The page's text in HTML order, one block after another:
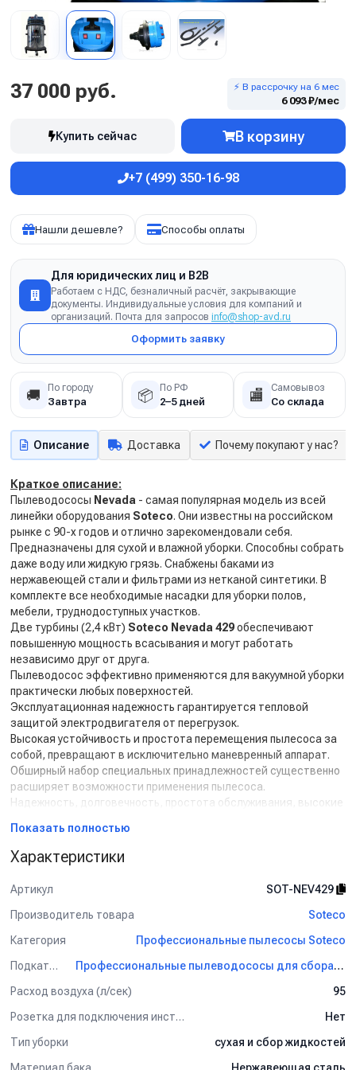
37 000 руб. ⚡ В рассрочку на 6 мес
6 093 ₽/мес
Купить сейчас В корзину
+7 (499) 350-16-98
Нашли дешевле? Способы оплаты
Для юридических лиц и B2B
Работаем с НДС, безналичный расчёт, закрывающие
документы. Индивидуальные условия для компаний и
организаций. Почта для запросов info@shop-avd.ru
Оформить заявку
🚚 По городу
Завтра 📦 По РФ
2–5 дней 🏬 Самовывоз
Со склада
Описание Доставка Почему покупают у нас?
Краткое описание:
Пылеводососы Nevada - самая популярная модель из всей
линейки оборудования Soteco. Они известны на российском
рынке с 90-х годов и отлично зарекомендовали себя.
Предназначены для сухой и влажной уборки. Способны собрать
даже воду или жидкую грязь. Снабжены баками из
нержавеющей стали и фильтрами из нетканой синтетики. В
комплекте все необходимые насадки для уборки полов,
мебели, труднодоступных участков.
Две турбины (2,4 кВт) Soteco Nevada 429обеспечивают
повышенную мощность всасывания и могут работать
независимо друг от друга.
Пылеводосос эффективно применяются для вакуумной уборки
практически любых поверхностей.
Эксплуатационная надежность гарантируется тепловой
защитой электродвигателя от перегрузок.
Высокая устойчивость и простота перемещения пылесоса за
собой, превращают в исключительно маневренный аппарат.
Обширный набор специальных принадлежностей существенно
расширяет возможности применения пылесоса.
Надежность, долговечность, простота обслуживания, высокие
отличительные качества оборудования
Характерные преимущества:
- Износостойкая турбина обеспечивает мощное всасывание.
- Бак из нержавеющей стали дает повышенный уровень
звукоизоляции.
- Прочное шасси с небольшими маневренными колесами,
разработанными для быстрого перемещения по поверхности.
мешка (при использовании функции «сухая уборка»).
- В стандартной комплектации фильтр-корзина.
- Полный набор различных аксессуаров.
Показать полностью
Характеристики
Артикул
SOT-NEV429
Производитель товара
Soteco
Категория
Профессиональные пылесосы Soteco
Подкатегория
Профессиональные пылеводососы для сбора сухой и жидкой грязи Soteco
Расход воздуха (л/сек)
95
Розетка для подключения инструмента
Нет
Тип уборки
сухая и сбор жидкостей
Материал бака